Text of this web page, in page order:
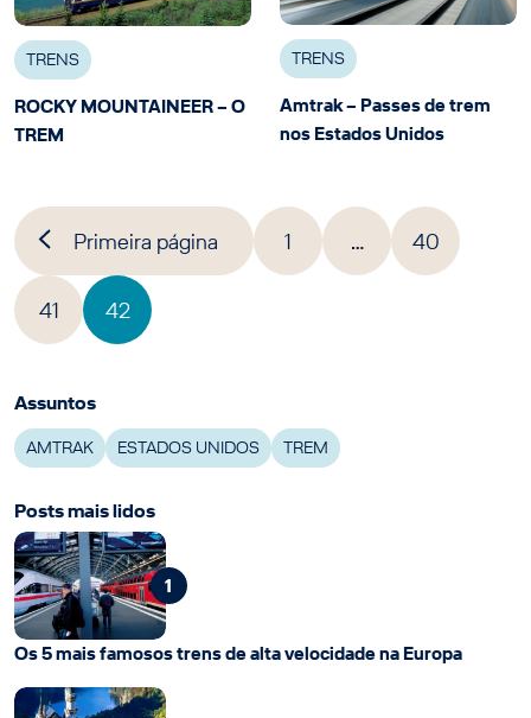
TRENS
ROCKY MOUNTAINEER – O
TREM
TRENS
Amtrak – Passes de trem
nos Estados Unidos
Primeira página 1 … 40
41 42
Assuntos
AMTRAK ESTADOS UNIDOS TREM
Posts mais lidos
1
Os 5 mais famosos trens de alta velocidade na Europa